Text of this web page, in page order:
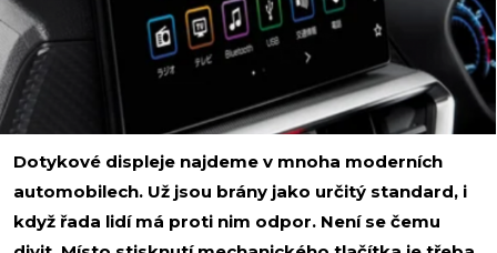
Dotykové displeje najdeme v mnoha moderních
automobilech. Už jsou brány jako určitý standard, i
když řada lidí má proti nim odpor. Není se čemu